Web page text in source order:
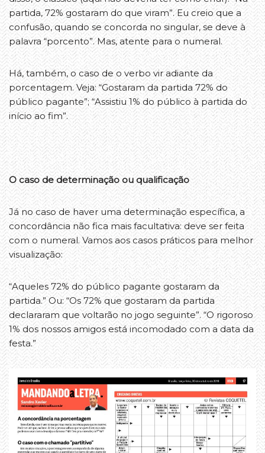
partida, 72% gostaram do que viram”. Eu creio que a
confusão, quando se concorda no singular, se deve à
palavra “porcento”. Mas, atente para o numeral.
Há, também, o caso de o verbo vir adiante da
porcentagem. Veja: “Gostaram da partida 72% do
público pagante”; “Assistiu 1% do público à partida do
início ao fim”.
O caso de determinação ou qualificação
Já no caso de haver uma determinação específica, a
concordância não fica mais facultativa: deve ser feita
com o numeral. Vamos aos casos práticos para melhor
visualização:
“Aqueles 72% do público pagante gostaram da
partida.” Ou: “Os 72% que gostaram da partida
declararam que voltarão no jogo seguinte”. “O rigoroso
1% dos nossos amigos está incomodado com a data da
festa.”